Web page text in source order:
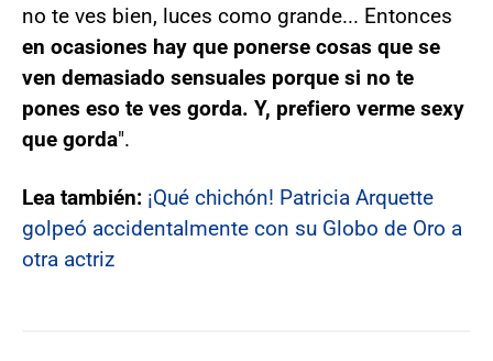
no te ves bien, luces como grande... Entonces
en ocasiones hay que ponerse cosas que se
ven demasiado sensuales porque si no te
pones eso te ves gorda. Y, prefiero verme sexy
que gorda".
Lea también: ¡Qué chichón! Patricia Arquette
golpeó accidentalmente con su Globo de Oro a
otra actriz